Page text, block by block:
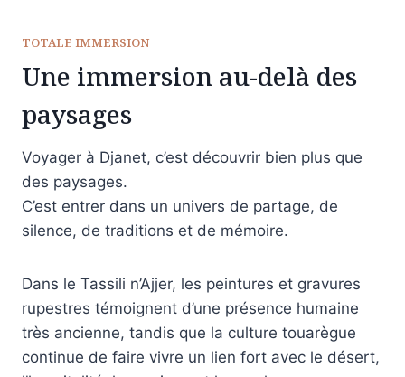
TOTALE IMMERSION
Une immersion au-delà des
paysages
Voyager à Djanet, c’est découvrir bien plus que
des paysages.
C’est entrer dans un univers de partage, de
silence, de traditions et de mémoire.
Dans le Tassili n’Ajjer, les peintures et gravures
rupestres témoignent d’une présence humaine
très ancienne, tandis que la culture touarègue
continue de faire vivre un lien fort avec le désert,